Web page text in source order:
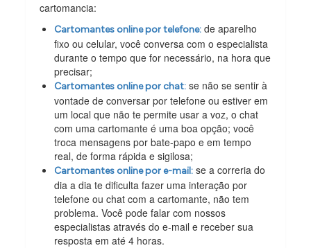
cartomancia:
Cartomantes online por telefone: de aparelho
fixo ou celular, você conversa com o especialista
durante o tempo que for necessário, na hora que
precisar;
Cartomantes online por chat: se não se sentir à
vontade de conversar por telefone ou estiver em
um local que não te permite usar a voz, o chat
com uma cartomante é uma boa opção; você
troca mensagens por bate-papo e em tempo
real, de forma rápida e sigilosa;
Cartomantes online por e-mail: se a correria do
dia a dia te dificulta fazer uma interação por
telefone ou chat com a cartomante, não tem
problema. Você pode falar com nossos
especialistas através do e-mail e receber sua
resposta em até 4 horas.